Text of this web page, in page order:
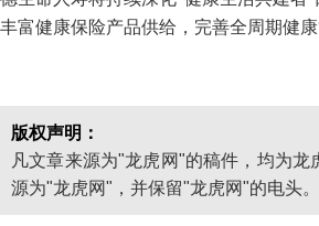
丰富健康保险产品供给，完善全周期健
版权声明：
凡文章来源为"龙虎网"的稿件，均为
源为"龙虎网"，并保留"龙虎网"的电头。